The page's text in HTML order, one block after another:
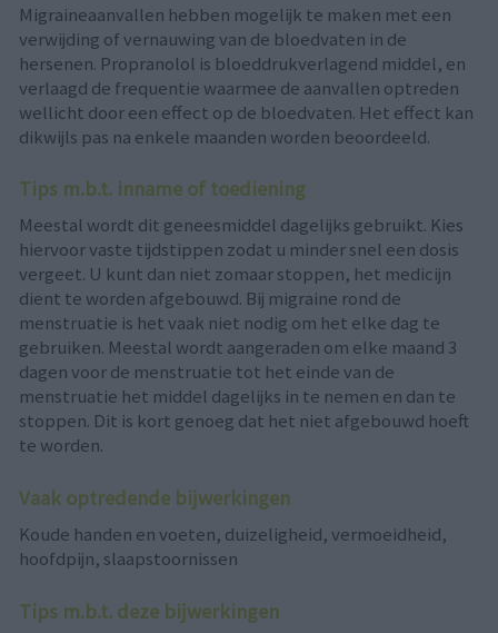
Migraineaanvallen hebben mogelijk te maken met een
verwijding of vernauwing van de bloedvaten in de
hersenen. Propranolol is bloeddrukverlagend middel, en
verlaagd de frequentie waarmee de aanvallen optreden
wellicht door een effect op de bloedvaten. Het effect kan
dikwijls pas na enkele maanden worden beoordeeld.
Tips m.b.t. inname of toediening
Meestal wordt dit geneesmiddel dagelijks gebruikt. Kies
hiervoor vaste tijdstippen zodat u minder snel een dosis
vergeet. U kunt dan niet zomaar stoppen, het medicijn
dient te worden afgebouwd. Bij migraine rond de
menstruatie is het vaak niet nodig om het elke dag te
gebruiken. Meestal wordt aangeraden om elke maand 3
dagen voor de menstruatie tot het einde van de
menstruatie het middel dagelijks in te nemen en dan te
stoppen. Dit is kort genoeg dat het niet afgebouwd hoeft
te worden.
Vaak optredende bijwerkingen
Koude handen en voeten, duizeligheid, vermoeidheid,
hoofdpijn, slaapstoornissen
Tips m.b.t. deze bijwerkingen